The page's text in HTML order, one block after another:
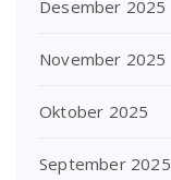
Desember 2025
November 2025
Oktober 2025
September 2025